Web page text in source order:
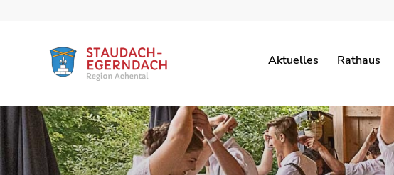
Aktuelles Rathaus